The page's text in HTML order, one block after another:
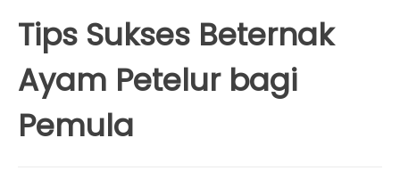
Tips Sukses Beternak
Ayam Petelur bagi
Pemula